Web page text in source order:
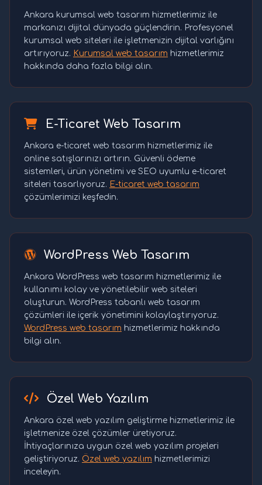
Ankara kurumsal web tasarım hizmetlerimiz ile
markanızı dijital dünyada güçlendirin. Profesyonel
kurumsal web siteleri ile işletmenizin dijital varlığını
artırıyoruz. Kurumsal web tasarım hizmetlerimiz
hakkında daha fazla bilgi alın.
E-Ticaret Web Tasarım
Ankara e-ticaret web tasarım hizmetlerimiz ile
online satışlarınızı artırın. Güvenli ödeme
sistemleri, ürün yönetimi ve SEO uyumlu e-ticaret
siteleri tasarlıyoruz. E-ticaret web tasarım
çözümlerimizi keşfedin.
WordPress Web Tasarım
Ankara WordPress web tasarım hizmetlerimiz ile
kullanımı kolay ve yönetilebilir web siteleri
oluşturun. WordPress tabanlı web tasarım
çözümleri ile içerik yönetimini kolaylaştırıyoruz.
WordPress web tasarım hizmetlerimiz hakkında
bilgi alın.
Özel Web Yazılım
Ankara özel web yazılım geliştirme hizmetlerimiz ile
işletmenize özel çözümler üretiyoruz.
İhtiyaçlarınıza uygun özel web yazılım projeleri
geliştiriyoruz. Özel web yazılım hizmetlerimizi
inceleyin.